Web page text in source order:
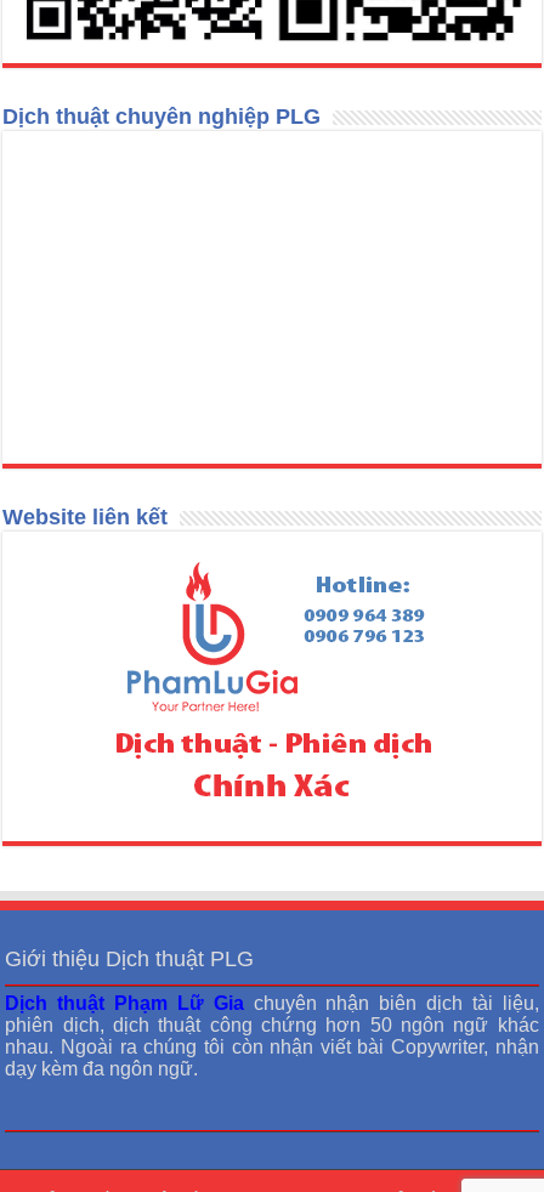
Dịch thuật chuyên nghiệp PLG
Website liên kết
Giới thiệu Dịch thuật PLG
Dịch thuật Phạm Lữ Giachuyên nhận biên dịch tài liệu,
phiên dịch, dịch thuật công chứng hơn 50 ngôn ngữ khác
nhau. Ngoài ra chúng tôi còn nhận viết bài Copywriter, nhận
dạy kèm đa ngôn ngữ.